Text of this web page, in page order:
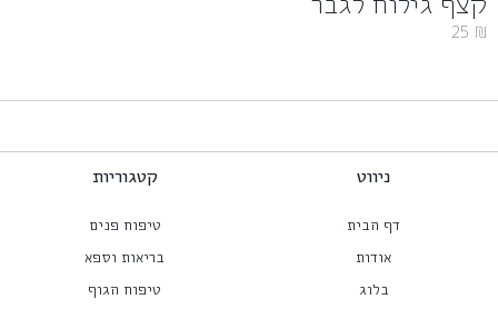
25 ₪
ניווט
דף הבית
אודות
בלוג
קטגוריות
טיפוח פנים
בריאות וספא
טיפוח הגוף